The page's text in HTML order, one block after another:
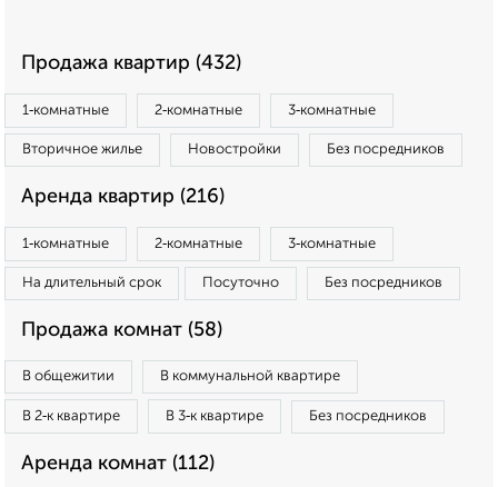
Продажа квартир (432)
1‑комнатные 2‑комнатные 3‑комнатные
Вторичное жилье Новостройки Без посредников
Аренда квартир (216)
1‑комнатные 2‑комнатные 3‑комнатные
На длительный срок Посуточно Без посредников
Продажа комнат (58)
В общежитии В коммунальной квартире
В 2‑к квартире В 3‑к квартире Без посредников
Аренда комнат (112)